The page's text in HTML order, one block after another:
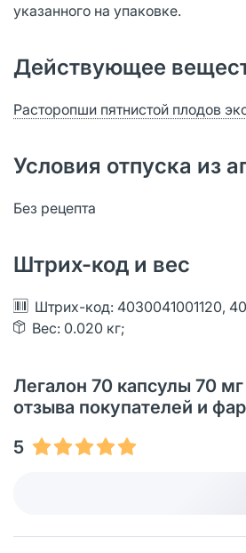
указанного на упаковке.
Действующее
Расторопши пятнистой плодов
Условия отпуска из
Без рецепта
Штрих-код и вес
Штрих-код: 4030041001120,
Вес: 0.020 кг;
Легалон 70 капсулы 70
отзыва покупателей и
5